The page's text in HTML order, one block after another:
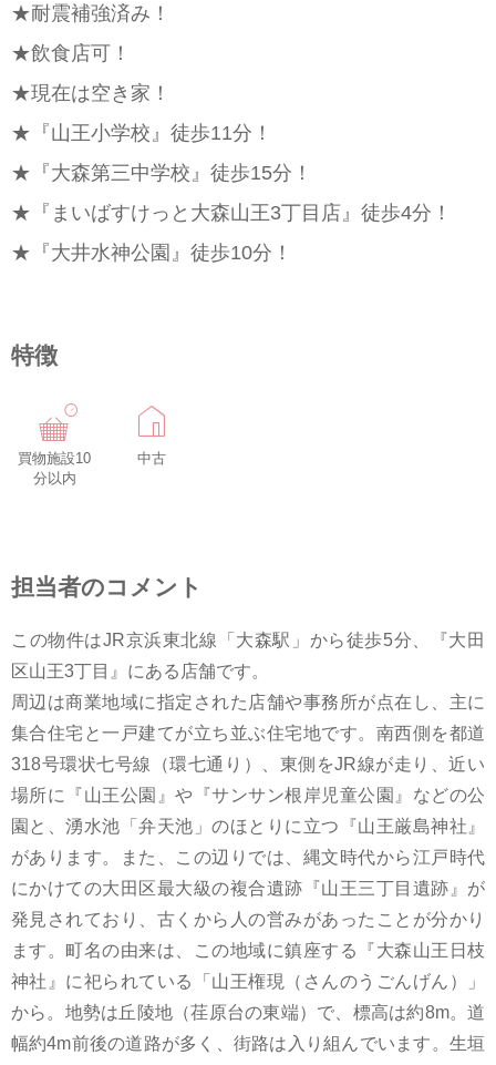
★耐震補強済み！
★飲食店可！
★現在は空き家！
★『山王小学校』徒歩11分！
★『大森第三中学校』徒歩15分！
★『まいばすけっと大森山王3丁目店』徒歩4分！
★『大井水神公園』徒歩10分！
特徴
買物施設10
分以内
中古
担当者のコメント
この物件はJR京浜東北線「大森駅」から徒歩5分、『大田
区山王3丁目』にある店舗です。
周辺は商業地域に指定された店舗や事務所が点在し、主に
集合住宅と一戸建てが立ち並ぶ住宅地です。南西側を都道
318号環状七号線（環七通り）、東側をJR線が走り、近い
場所に『山王公園』や『サンサン根岸児童公園』などの公
園と、湧水池「弁天池」のほとりに立つ『山王厳島神社』
があります。また、この辺りでは、縄文時代から江戸時代
にかけての大田区最大級の複合遺跡『山王三丁目遺跡』が
発見されており、古くから人の営みがあったことが分かり
ます。町名の由来は、この地域に鎮座する『大森山王日枝
神社』に祀られている「山王権現（さんのうごんげん）」
から。地勢は丘陵地（荏原台の東端）で、標高は約8m。道
幅約4m前後の道路が多く、街路は入り組んでいます。生垣